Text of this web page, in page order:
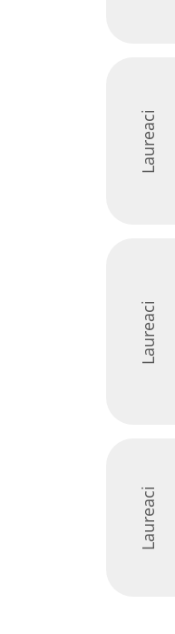
Laureaci
Laureaci
Laureaci